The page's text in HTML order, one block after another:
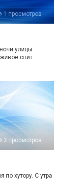
1 просмотров
улицы
спит.
3 просмотров
по хутору. С утра